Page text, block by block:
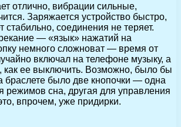
отлично, вибрации сильные,
Заряжается устройство быстро,
стабильно, соединения не теряет.
— «язык» нажатий на
немного сложноват — время от
включал на телефоне музыку, а
как ее выключить. Возможно, было бы
браслете было две кнопочки — одна
режимов сна, другая для управления
впрочем, уже придирки.